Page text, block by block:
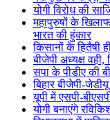
योगी विरोध की
महापुरुषों के खिलाफ
भारत की हुंकार
किसानों के हितैषी
बीजेपी अध्यक्ष
सपा के पीडीए की
बिहार बीजेपी-
यूपी में एसपी-
योगी बनाएंगे